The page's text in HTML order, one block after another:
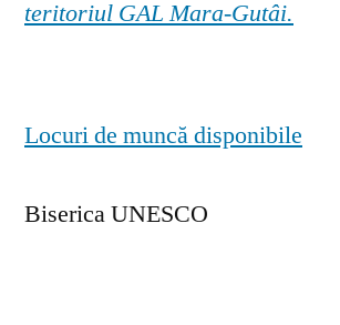
teritoriul GAL Mara-Gutâi.
Locuri de muncă disponibile
Biserica UNESCO